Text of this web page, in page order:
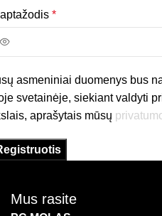
*
asmeniniai duomenys bus
svetainėje, siekiant valdyti
aprašytais mūsų
Mus rasite